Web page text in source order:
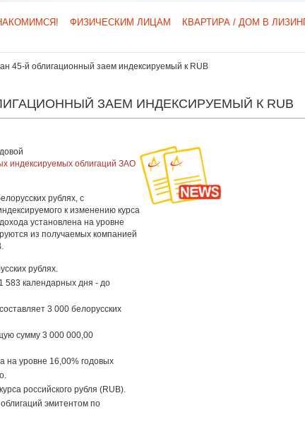
ФИЗИЧЕСКИМ ЛИЦАМ КВАРТИРА / ДОМ В
45-й облигационный заем индексируемый к RUB
ЗАЕМ ИНДЕКСИРУЕМЫЙ К RUB
индексируемых облигаций ЗАО
рублях, с
к изменению курса
установлена на уровне
из получаемых компанией
рублях.
583 календарных дня - до
3 000 белорусских
сумму 3 000 000,00
на уровне 16,00% годовых
российского рубля (RUB).
эмитентом по